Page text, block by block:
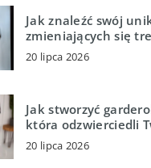
Jak znaleźć swój
zmieniających się
20 lipca 2026
Jak stworzyć
która odzwierciedli
20 lipca 2026